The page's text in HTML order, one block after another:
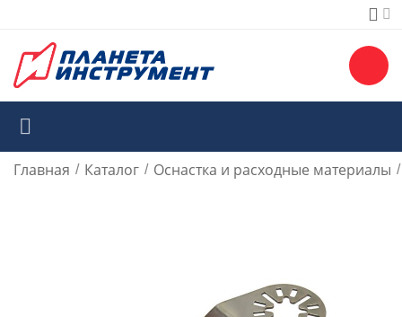
Главная / Каталог / Оснастка и расходные материалы /